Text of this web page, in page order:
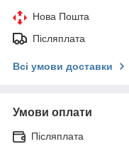
Нова Пошта
Післяплата
Всі умови доставки
Умови оплати
Післяплата